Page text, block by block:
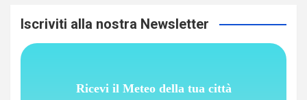
Iscriviti alla nostra Newsletter
Ricevi il Meteo della tua città